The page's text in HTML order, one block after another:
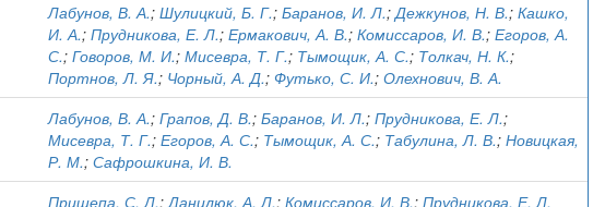
Лабунов, В. А.; Шулицкий, Б. Г.; Баранов, И. Л.;Дежкунов, Н. В.; Кашко,
И. А.; Прудникова, Е. Л.; Ермакович, А. В.; Комиссаров, И. В.; Егоров, А.
С.; Говоров, М. И.; Мисевра, Т. Г.; Тымощик, А. С.; Толкач, Н. К.;
Портнов, Л. Я.; Чорный, А. Д.; Футько, С. И.; Олехнович, В. А.
Лабунов, В. А.; Грапов, Д. В.; Баранов, И. Л.; Прудникова, Е. Л.;
Мисевра, Т. Г.; Егоров, А. С.; Тымощик, А. С.; Табулина, Л. В.; Новицкая,
Р. М.; Сафрошкина, И. В.
Прищепа, С. Л.; Данилюк, А. Л.; Комиссаров, И. В.; Прудникова, Е. Л.